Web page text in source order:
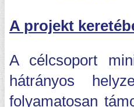
A projekt
A célcsoport
hátrányos
folyamatosan